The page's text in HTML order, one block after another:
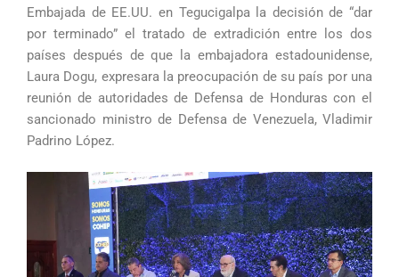
Embajada de EE.UU. en Tegucigalpa la decisión de “dar
por terminado” el tratado de extradición entre los dos
países después de que la embajadora estadounidense,
Laura Dogu, expresara la preocupación de su país por una
reunión de autoridades de Defensa de Honduras con el
sancionado ministro de Defensa de Venezuela, Vladimir
Padrino López.